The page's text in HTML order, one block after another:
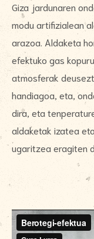
Giza jardunaren
modu artifizialean
arazoa. Aldaketa
efektuko gas
atmosferak
handiagoa, eta,
dira, eta
aldaketak izatea
ugaritzea eragiten